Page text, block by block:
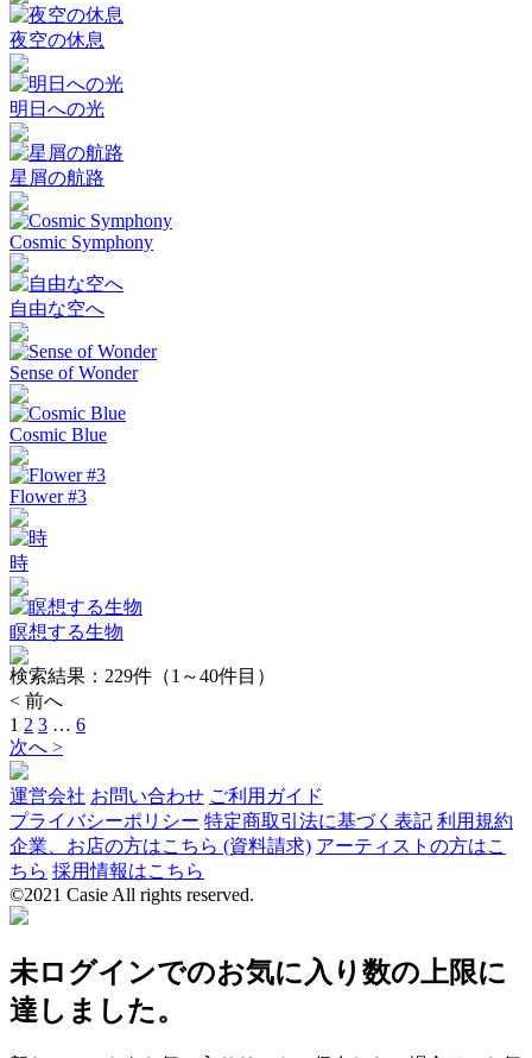
夜空の休息
明日への光
星屑の航路
Cosmic Symphony
自由な空へ
Sense of Wonder
Cosmic Blue
Flower #3
時
瞑想する生物
検索結果： 229件（1～40件目）
< 前へ
1 2 3 … 6
次へ >
運営会社 お問い合わせ ご利用ガイド
プライバシーポリシー 特定商取引法に基づく表記 利用規約
企業、お店の方はこちら (資料請求) アーティストの方はこ
ちら 採用情報はこちら
©2021 Casie All rights reserved.
未ログインでのお気に入り数の上限に
達しました。